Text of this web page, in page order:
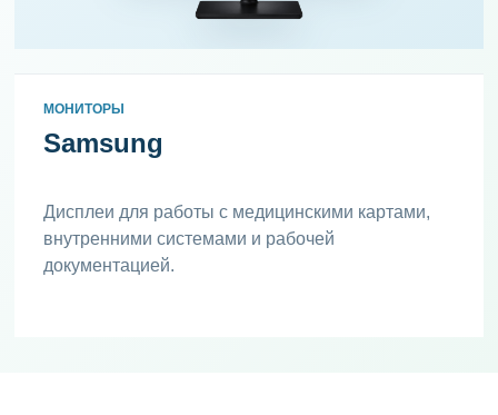
МОНИТОРЫ
Samsung
Дисплеи для работы с медицинскими картами,
внутренними системами и рабочей
документацией.